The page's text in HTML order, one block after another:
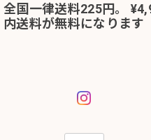
全国一律送料225円。
内送料が無料になります